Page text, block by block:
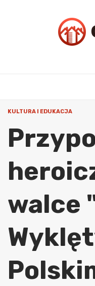
KULTURA I EDUKACJA
walce